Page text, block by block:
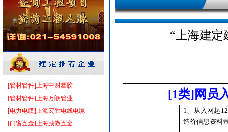
[管材管件]上海中财塑胶
[管材管件]上海万朗管业
[电力电缆]上海宏胜电线电缆
[门窗五金]上海励傲五金
内外墙装饰材料 [采购中]
仪器仪表 [采购中]
变频给水设备 [采购中]
管材管件 [采购中]
变配电
灯盘
[采购中]
“上海建定
[1类]网员
1、 从入网起
造价信息资料